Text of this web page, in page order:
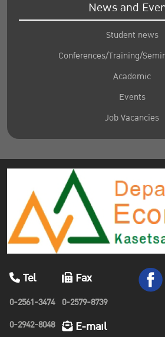
News and
Student news
Conferences/Training/
Academic
Events
Job Vacancies
Tel
0-2561-3474
0-2942-8048
Fax
0-2579-8739
E-mail